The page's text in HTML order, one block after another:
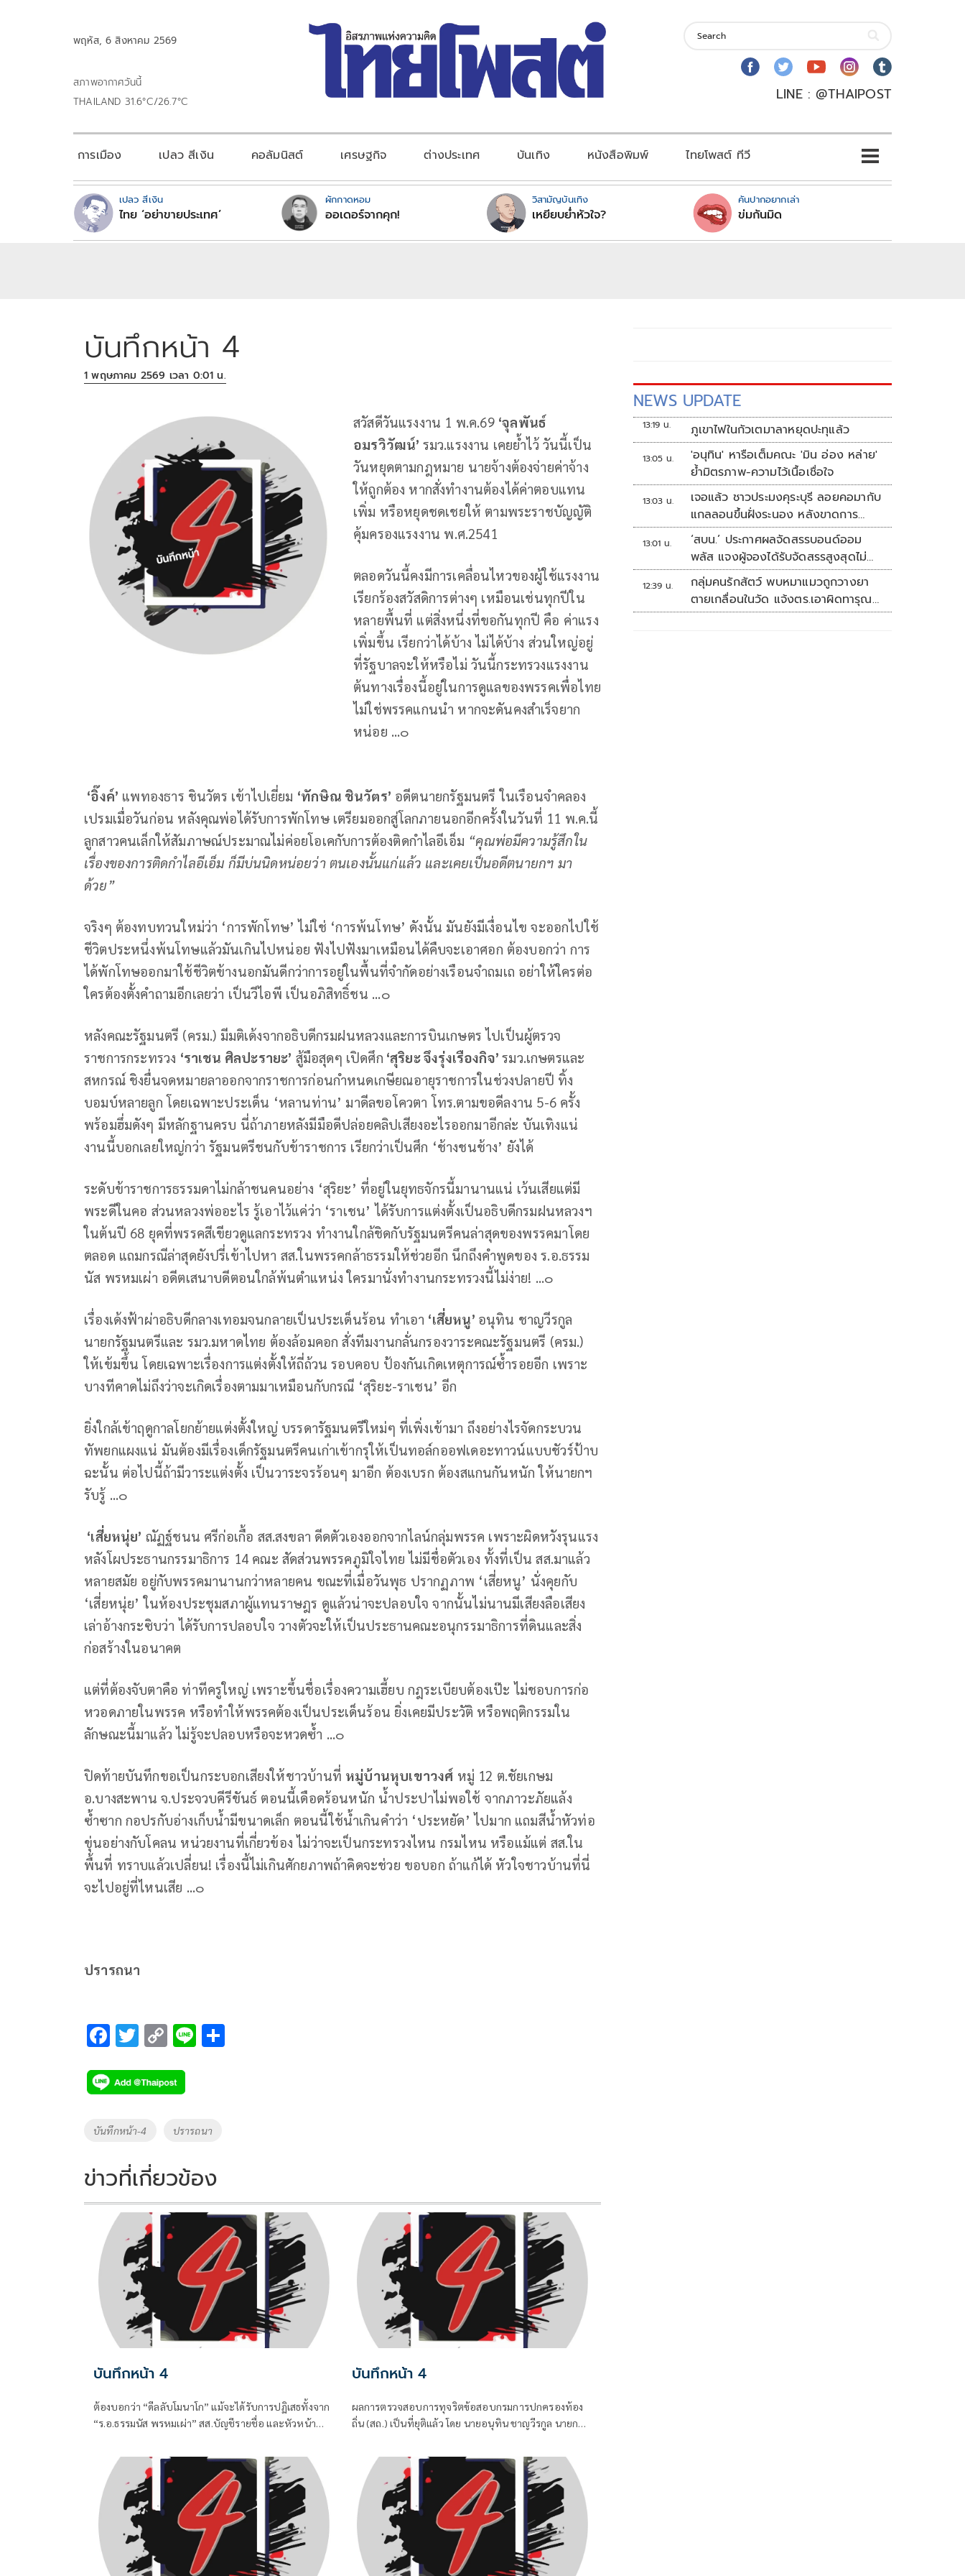
พฤหัส, 6 สิงหาคม 2569
สภาพอากาศวันนี้
THAILAND 31.6°C/26.7°C
LINE : @THAIPOST
การเมือง เปลว สีเงิน คอลัมนิสต์ เศรษฐกิจ ต่างประเทศ บันเทิง หนังสือพิมพ์ ไทยโพสต์ ทีวี
เปลว สีเงิน
ไทย ‘อย่าขายประเทศ’
ผักกาดหอม
ออเดอร์จากคุก!
วิสามัญบันเทิง
เหยียบย่ำหัวใจ?
คันปากอยากเล่า
ข่มกันมิด
บันทึกหน้า 4
1 พฤษภาคม 2569 เวลา 0:01 น.
สวัสดีวันแรงงาน 1 พ.ค.69 ‘จุลพันธ์
อมรวิวัฒน์’ รมว.แรงงาน เคยย้ำไว้ วันนี้เป็น
วันหยุดตามกฎหมาย นายจ้างต้องจ่ายค่าจ้าง
ให้ถูกต้อง หากสั่งทำงานต้องได้ค่าตอบแทน
เพิ่ม หรือหยุดชดเชยให้ ตามพระราชบัญญัติ
คุ้มครองแรงงาน พ.ศ.2541
ตลอดวันนี้คงมีการเคลื่อนไหวของผู้ใช้แรงงาน
เรียกร้องสวัสดิการต่างๆ เหมือนเช่นทุกปีใน
หลายพื้นที่ แต่สิ่งหนึ่งที่ขอกันทุกปี คือ ค่าแรง
เพิ่มขึ้น เรียกว่าได้บ้าง ไม่ได้บ้าง ส่วนใหญ่อยู่
ที่รัฐบาลจะให้หรือไม่ วันนี้กระทรวงแรงงาน
ต้นทางเรื่องนี้อยู่ในการดูแลของพรรคเพื่อไทย
ไม่ใช่พรรคแกนนำ หากจะดันคงสำเร็จยาก
หน่อย ...๐
‘อิ๊งค์’ แพทองธาร ชินวัตร เข้าไปเยี่ยม ‘ทักษิณ ชินวัตร’ อดีตนายกรัฐมนตรี ในเรือนจำคลอง
เปรมเมื่อวันก่อน หลังคุณพ่อได้รับการพักโทษ เตรียมออกสู่โลกภายนอกอีกครั้งในวันที่ 11 พ.ค.นี้
ลูกสาวคนเล็กให้สัมภาษณ์ประมาณไม่ค่อยโอเคกับการต้องติดกำไลอีเอ็ม “คุณพ่อมีความรู้สึกใน
เรื่องของการติดกำไลอีเอ็ม ก็มีบ่นนิดหน่อยว่า ตนเองนั้นแก่แล้ว และเคยเป็นอดีตนายกฯ มา
ด้วย”
จริงๆ ต้องทบทวนใหม่ว่า ‘การพักโทษ’ ไม่ใช่ ‘การพ้นโทษ’ ดังนั้น มันยังมีเงื่อนไข จะออกไปใช้
ชีวิตประหนึ่งพ้นโทษแล้วมันเกินไปหน่อย ฟังไปฟังมาเหมือนได้คืบจะเอาศอก ต้องบอกว่า การ
ได้พักโทษออกมาใช้ชีวิตข้างนอกมันดีกว่าการอยู่ในพื้นที่จำกัดอย่างเรือนจำถมเถ อย่าให้ใครต่อ
ใครต้องตั้งคำถามอีกเลยว่า เป็นวีไอพี เป็นอภิสิทธิ์ชน ...๐
หลังคณะรัฐมนตรี (ครม.) มีมติเด้งจากอธิบดีกรมฝนหลวงและการบินเกษตร ไปเป็นผู้ตรวจ
ราชการกระทรวง ‘ราเชน ศิลปะรายะ’ สู้มือสุดๆ เปิดศึก ‘สุริยะ จึงรุ่งเรืองกิจ’รมว.เกษตรและ
สหกรณ์ ชิงยื่นจดหมายลาออกจากราชการก่อนกำหนดเกษียณอายุราชการในช่วงปลายปี ทิ้ง
บอมบ์หลายลูก โดยเฉพาะประเด็น ‘หลานท่าน’ มาดีลขอโควตา โทร.ตามขอดีลงาน 5-6 ครั้ง
พร้อมฮึ่มดังๆ มีหลักฐานครบ นี่ถ้าภายหลังมีมือดีปล่อยคลิปเสียงอะไรออกมาอีกล่ะ บันเทิงแน่
งานนี้บอกเลยใหญ่กว่า รัฐมนตรีชนกับข้าราชการ เรียกว่าเป็นศึก ‘ช้างชนช้าง’ ยังได้
ระดับข้าราชการธรรมดาไม่กล้าชนคนอย่าง ‘สุริยะ’ ที่อยู่ในยุทธจักรนี้มานานแน่ เว้นเสียแต่มี
พระดีในคอ ส่วนหลวงพ่ออะไร รู้เอาไว้แค่ว่า ‘ราเชน’ ได้รับการแต่งตั้งเป็นอธิบดีกรมฝนหลวงฯ
ในต้นปี 68 ยุคที่พรรคสีเขียวดูแลกระทรวง ทำงานใกล้ชิดกับรัฐมนตรีคนล่าสุดของพรรคมาโดย
ตลอด แถมกรณีล่าสุดยังปรี่เข้าไปหา สส.ในพรรคกล้าธรรมให้ช่วยอีก นึกถึงคำพูดของ ร.อ.ธรรม
นัส พรหมเผ่า อดีตเสนาบดีตอนใกล้พ้นตำแหน่ง ใครมานั่งทำงานกระทรวงนี้ไม่ง่าย! ...๐
เรื่องเด้งฟ้าผ่าอธิบดีกลางเทอมจนกลายเป็นประเด็นร้อน ทำเอา ‘เสี่ยหนู’ อนุทิน ชาญวีรกูล
นายกรัฐมนตรีและ รมว.มหาดไทย ต้องล้อมคอก สั่งทีมงานกลั่นกรองวาระคณะรัฐมนตรี (ครม.)
ให้เข้มขึ้น โดยเฉพาะเรื่องการแต่งตั้งให้ถี่ถ้วน รอบคอบ ป้องกันเกิดเหตุการณ์ซ้ำรอยอีก เพราะ
บางทีคาดไม่ถึงว่าจะเกิดเรื่องตามมาเหมือนกับกรณี ‘สุริยะ-ราเชน’ อีก
ยิ่งใกล้เข้าฤดูกาลโยกย้ายแต่งตั้งใหญ่ บรรดารัฐมนตรีใหม่ๆ ที่เพิ่งเข้ามา ถึงอย่างไรจัดกระบวน
ทัพยกแผงแน่ มันต้องมีเรื่องเด็กรัฐมนตรีคนเก่าเข้ากรุให้เป็นทอล์กออฟเดอะทาวน์แบบชัวร์ป้าบ
ฉะนั้น ต่อไปนี้ถ้ามีวาระแต่งตั้ง เป็นวาระจรร้อนๆ มาอีก ต้องเบรก ต้องสแกนกันหนัก ให้นายกฯ
รับรู้ ...๐
‘เสี่ยหนุ่ย’ ณัฏฐ์ชนน ศรีก่อเกื้อ สส.สงขลา ดีดตัวเองออกจากไลน์กลุ่มพรรค เพราะผิดหวังรุนแรง
หลังโผประธานกรรมาธิการ 14 คณะ สัดส่วนพรรคภูมิใจไทย ไม่มีชื่อตัวเอง ทั้งที่เป็น สส.มาแล้ว
หลายสมัย อยู่กับพรรคมานานกว่าหลายคน ขณะที่เมื่อวันพุธ ปรากฏภาพ ‘เสี่ยหนู’ นั่งคุยกับ
‘เสี่ยหนุ่ย’ ในห้องประชุมสภาผู้แทนราษฎร ดูแล้วน่าจะปลอบใจ จากนั้นไม่นานมีเสียงลือเสียง
เล่าอ้างกระซิบว่า ได้รับการปลอบใจ วางตัวจะให้เป็นประธานคณะอนุกรรมาธิการที่ดินและสิ่ง
ก่อสร้างในอนาคต
แต่ที่ต้องจับตาคือ ท่าทีครูใหญ่ เพราะขึ้นชื่อเรื่องความเฮี้ยบ กฎระเบียบต้องเป๊ะ ไม่ชอบการก่อ
หวอดภายในพรรค หรือทำให้พรรคต้องเป็นประเด็นร้อน ยิ่งเคยมีประวัติ หรือพฤติกรรมใน
ลักษณะนี้มาแล้ว ไม่รู้จะปลอบหรือจะหวดซ้ำ ...๐
ปิดท้ายบันทึกขอเป็นกระบอกเสียงให้ชาวบ้านที่ หมู่บ้านหุบเขาวงศ์ หมู่ 12 ต.ชัยเกษม
อ.บางสะพาน จ.ประจวบคีรีขันธ์ ตอนนี้เดือดร้อนหนัก น้ำประปาไม่พอใช้ จากภาวะภัยแล้ง
ซ้ำซาก กอปรกับอ่างเก็บน้ำมีขนาดเล็ก ตอนนี้ใช้น้ำเกินคำว่า ‘ประหยัด’ ไปมาก แถมสีน้ำหัวท่อ
ขุ่นอย่างกับโคลน หน่วยงานที่เกี่ยวข้อง ไม่ว่าจะเป็นกระทรวงไหน กรมไหน หรือแม้แต่ สส.ใน
พื้นที่ ทราบแล้วเปลี่ยน! เรื่องนี้ไม่เกินศักยภาพถ้าคิดจะช่วย ขอบอก ถ้าแก้ได้ หัวใจชาวบ้านที่นี่
จะไปอยู่ที่ไหนเสีย ...๐
ปรารถนา
F
e
b
o
k
T
tt
er
C
p
y
Li
k
Li
Tags
บันทึกหน้า-4 ปรารถนา
ข่าวที่เกี่ยวข้อง
บันทึกหน้า 4
ต้องบอกว่า “ดีลลับโมนาโก” แม้จะได้รับการปฏิเสธทั้งจาก
“ร.อ.ธรรมนัส พรหมเผ่า” สส.บัญชีรายชื่อ และหัวหน้า
นายกรัฐมนตรี ที่ปัจจุบันรั้งเก้าอี้ที่ปรึกษาพรรคเพื่อไทย
ไปแล้ว แต่เมื่อมีควันย่อมมีไฟอย่างไรอย่างนั้น จึงทำให้
“อนุทิน ชาญวีรกูล” นายกรัฐมนตรีและรัฐมนตรีว่าการ
กระทรวงมหาดไทยถึงกับประกาศกลางวงประชุมคณะ
รัฐมนตรีในวันพุธที่ 5 สิงหาคม
บันทึกหน้า 4
ผลการตรวจสอบการทุจริตข้อสอบกรมการปกครองท้อง
ถิ่น (สถ.) เป็นที่ยุติแล้ว โดย นายอนุทิน ชาญวีรกูล นายก
ดำเนินการทุกอย่างที่ควรทำหมดแล้ว จบแล้ว
NEWS UPDATE
13:19 น. ภูเขาไฟในกัวเตมาลาหยุดปะทุแล้ว
13:05 น.
'อนุทิน' หารือเต็มคณะ 'มิน อ่อง หล่าย'
ย้ำมิตรภาพ-ความไว้เนื้อเชื่อใจ
13:03 น.
เจอแล้ว ชาวประมงคุระบุรี ลอยคอมากับ
แกลลอนขึ้นฝั่งระนอง หลังขาดการ
ติดต่อหลายวัน
13:01 น.
‘สบน.’ ประกาศผลจัดสรรบอนด์ออม
พลัส แจงผู้จองได้รับจัดสรรสูงสุดไม่
เกิน117,000บาท
12:39 น.
กลุ่มคนรักสัตว์ พบหมาแมวถูกวางยา
ตายเกลื่อนในวัด แจ้งตร.เอาผิดทารุณ
สัตว์